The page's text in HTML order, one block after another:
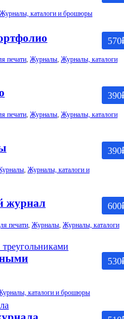
Журналы, каталоги и брошюры
570
печати, Журналы, Журналы, каталоги
390
печати, Журналы, Журналы, каталоги
390
Журналы, каталоги и
600
журнал
печати Журналы Журналы, каталоги
530
каталоги и брошюры